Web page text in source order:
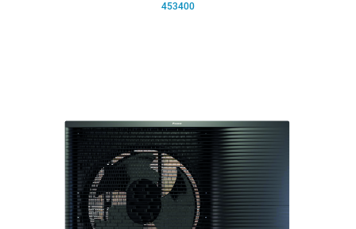
453400